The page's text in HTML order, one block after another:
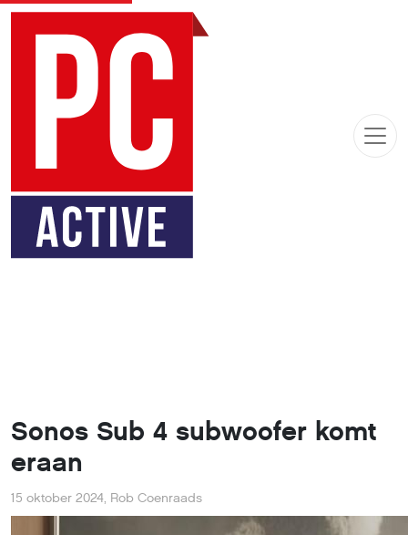
Sonos Sub 4 subwoofer komt
eraan
15 oktober 2024, Rob Coenraads